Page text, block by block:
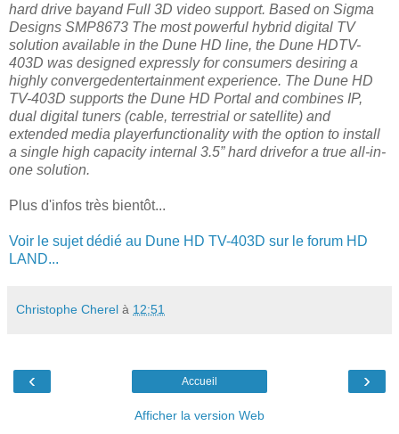
hard drive bayand Full 3D video support. Based on Sigma
Designs SMP8673 The most powerful hybrid digital TV
solution available in the Dune HD line, the Dune HDTV-
403D was designed expressly for consumers desiring a
highly convergedentertainment experience. The Dune HD
TV-403D supports the Dune HD Portal and combines IP,
dual digital tuners (cable, terrestrial or satellite) and
extended media playerfunctionality with the option to install
a single high capacity internal 3.5” hard drivefor a true all-in-
one solution.
Plus d'infos très bientôt...
Voir le sujet dédié au Dune HD TV-403D sur le forum HD
LAND...
Christophe Cherel à 12:51
‹ ›
Accueil
Afficher la version Web